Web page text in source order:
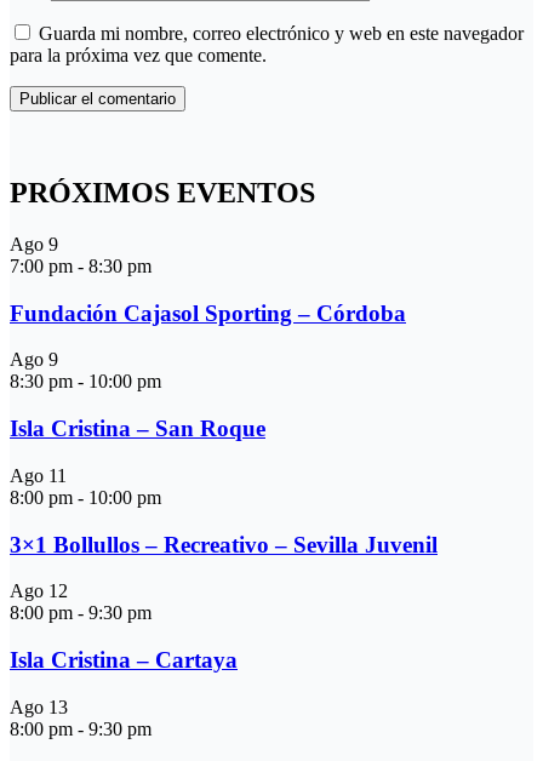
Guarda mi nombre, correo electrónico y web en este navegador
para la próxima vez que comente.
PRÓXIMOS EVENTOS
Ago 9
7:00 pm - 8:30 pm
Fundación Cajasol Sporting – Córdoba
Ago 9
8:30 pm - 10:00 pm
Isla Cristina – San Roque
Ago 11
8:00 pm - 10:00 pm
3×1 Bollullos – Recreativo – Sevilla Juvenil
Ago 12
8:00 pm - 9:30 pm
Isla Cristina – Cartaya
Ago 13
8:00 pm - 9:30 pm